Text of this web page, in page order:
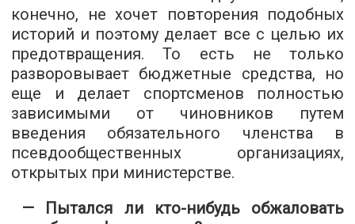
конечно, не хочет повторения подобных
историй и поэтому делает все с целью их
предотвращения. То есть не только
разворовывает бюджетные средства, но
еще и делает спортсменов полностью
зависимыми от чиновников путем
введения обязательного членства в
псевдообщественных организациях,
открытых при министерстве.
— Пытался ли кто-нибудь обжаловать